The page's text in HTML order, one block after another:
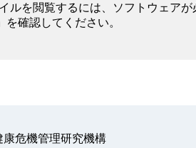
ルを閲覧するには、ソフトウェアが
確認してください。
康危機管理研究機構